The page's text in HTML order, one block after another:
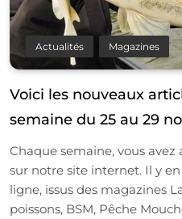
Actualités Magazines
Voici les nouveaux
semaine du 25 au 29
Chaque semaine, vous avez
sur notre site internet. Il y
ligne, issus des magazines
poissons, BSM, Pêche